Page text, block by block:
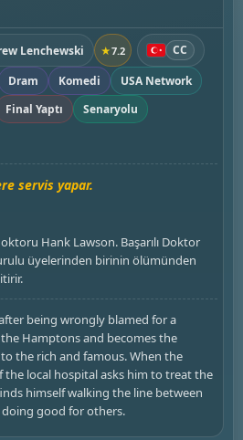
Lenchewski ★7.2
CC
Dram Komedi
USA Network
Final Yaptı Senaryolu
servis yapar.
Hank Lawson. Başarılı Doktor
üyelerinden birinin ölümünden
being wrongly blamed for a
Hamptons and becomes the
the rich and famous. When the
local hospital asks him to treat the
himself walking the line between
good for others.